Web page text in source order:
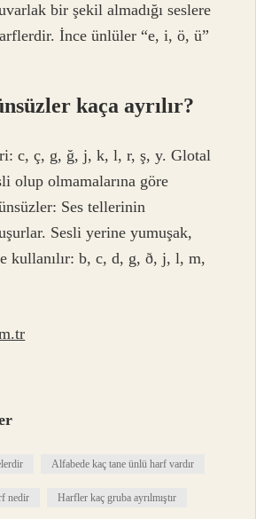
bir şekil almadığı seslere
İnce ünlüler “e, i, ö, ü”
kaça ayrılır?
c, ç, g, ğ, j, k, l, r, ş, y. Glotal
olup olmamalarına göre
Ses tellerinin
Sesli yerine yumuşak,
kullanılır: b, c, d, g, ð, j, l, m,
Alfabede kaç tane ünlü harf vardır
nedir Harfler kaç gruba ayrılmıştır